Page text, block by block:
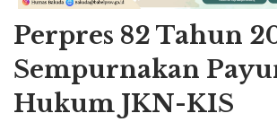
Perpres 82 Tahun
Sempurnakan
Hukum JKN-KIS